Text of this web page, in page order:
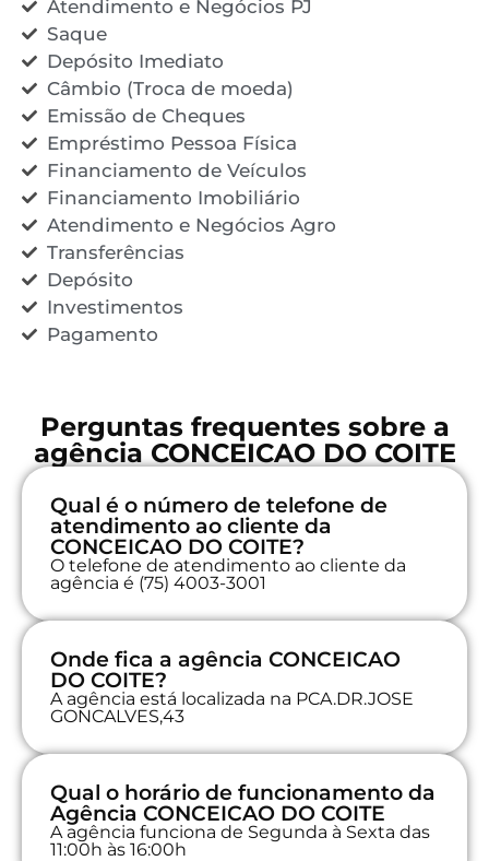
Atendimento e Negócios PJ
Saque
Depósito Imediato
Câmbio (Troca de moeda)
Emissão de Cheques
Empréstimo Pessoa Física
Financiamento de Veículos
Financiamento Imobiliário
Atendimento e Negócios Agro
Transferências
Depósito
Investimentos
Pagamento
Perguntas frequentes sobre a
agência CONCEICAO DO COITE
Qual é o número de telefone de
atendimento ao cliente da
CONCEICAO DO COITE?
O telefone de atendimento ao cliente da
agência é (75) 4003-3001
Onde fica a agência CONCEICAO
DO COITE?
A agência está localizada na PCA.DR.JOSE
GONCALVES,43
Qual o horário de funcionamento da
Agência CONCEICAO DO COITE
A agência funciona de Segunda à Sexta das
11:00h às 16:00h